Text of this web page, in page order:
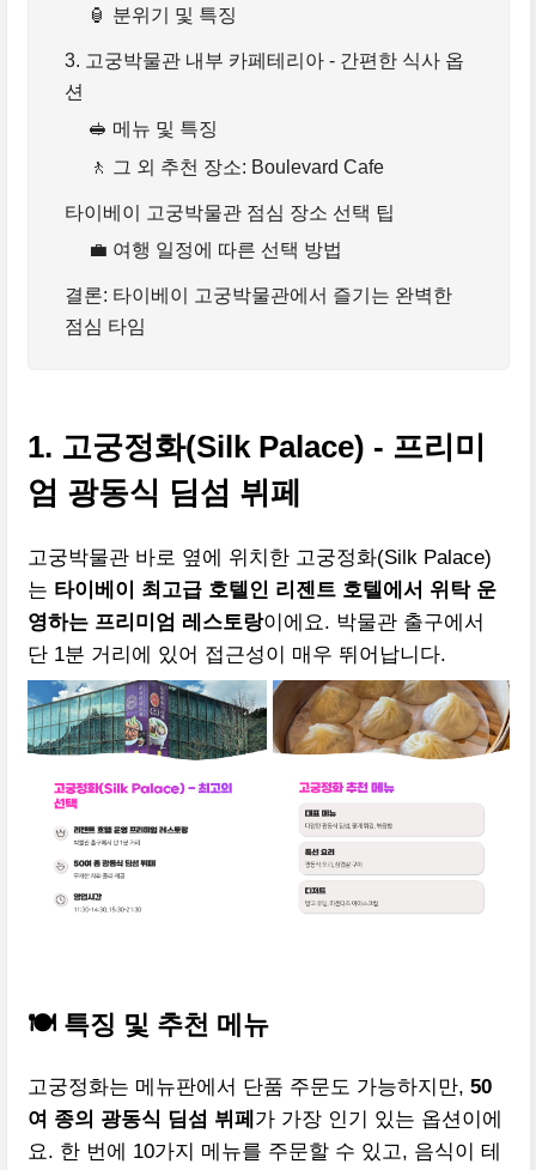
🏮 분위기 및 특징
3. 고궁박물관 내부 카페테리아 - 간편한 식사 옵
션
🥪 메뉴 및 특징
🚶 그 외 추천 장소: Boulevard Cafe
타이베이 고궁박물관 점심 장소 선택 팁
💼 여행 일정에 따른 선택 방법
결론: 타이베이 고궁박물관에서 즐기는 완벽한
점심 타임
1. 고궁정화(Silk Palace) - 프리미
엄 광동식 딤섬 뷔페
고궁박물관 바로 옆에 위치한 고궁정화(Silk Palace)
는 타이베이 최고급 호텔인 리젠트 호텔에서 위탁 운
영하는 프리미엄 레스토랑이에요. 박물관 출구에서
단 1분 거리에 있어 접근성이 매우 뛰어납니다.
🍽️ 특징 및 추천 메뉴
고궁정화는 메뉴판에서 단품 주문도 가능하지만, 50
여 종의 광동식 딤섬 뷔페 가 가장 인기 있는 옵션이에
요. 한 번에 10가지 메뉴를 주문할 수 있고, 음식이 테